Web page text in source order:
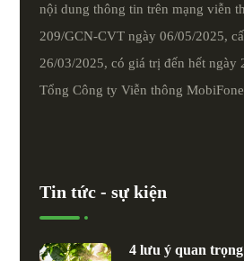
nội dung thông tin trên mạng viễn
209/GCN-CVT ngày 06/05/2025,
26/03/2025, có giá trị đến hết ngày
Tổng Công ty Viễn thông
Tin tức - sự kiện
4 lưu ý quan